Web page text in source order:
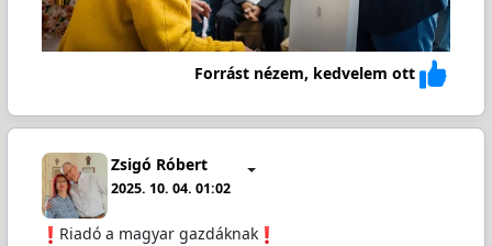
Forrást nézem, kedvelem ott
Zsigó Róbert
2025. 10. 04. 01:02
️Riadó a magyar gazdáknak